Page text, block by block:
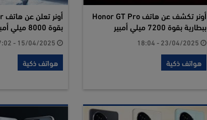
أونر تكشف عن هاتف Honor GT Pro
ببطارية بقوة 7200 ميلي أمبير
هواتف ذكية
بقوة 8000 ميلي أمبير
هواتف ذكية